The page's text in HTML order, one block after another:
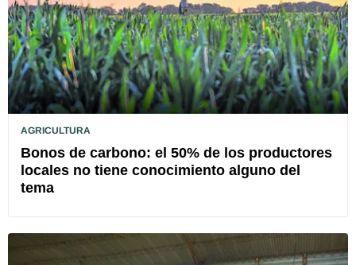
AGRICULTURA
Bonos de carbono: el 50% de los productores
locales no tiene conocimiento alguno del
tema